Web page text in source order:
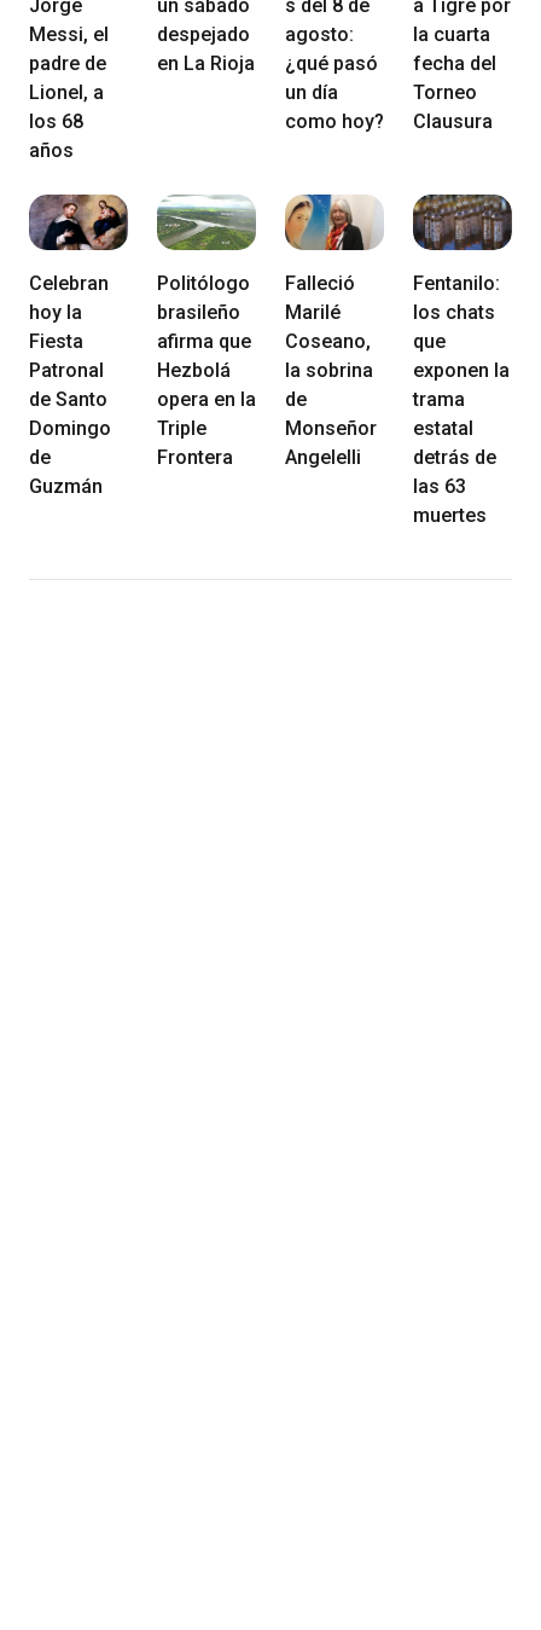
Jorge
Messi, el
padre de
Lionel, a
los 68
años
un sábado
despejado
en La Rioja
s del 8 de
agosto:
¿qué pasó
un día
como hoy?
a Tigre por
la cuarta
fecha del
Torneo
Clausura
Celebran
hoy la
Fiesta
Patronal
de Santo
Domingo
de
Guzmán
Politólogo
brasileño
afirma que
Hezbolá
opera en la
Triple
Frontera
Falleció
Marilé
Coseano,
la sobrina
de
Monseñor
Angelelli
Fentanilo:
los chats
que
exponen la
trama
estatal
detrás de
las 63
muertes